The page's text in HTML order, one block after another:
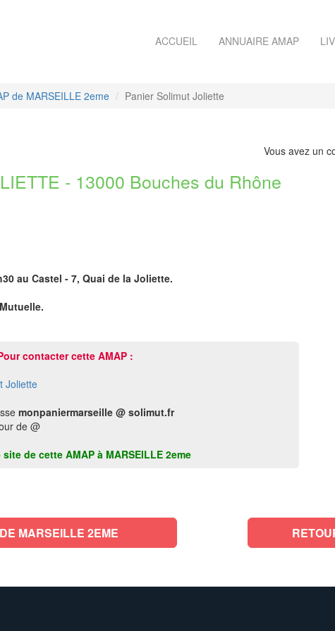
ACCUEIL ANNUAIRE AMAP
de MARSEILLE 2eme Panier Solimut Joliette
Vous avez un
- 13000 Bouches du Rhône
au Castel - 7, Quai de la Joliette.
contacter cette AMAP :
Joliette
monpaniermarseille @ solimut.fr
de @
de cette AMAP à MARSEILLE 2eme
RETOUR AUX AMAP DE MARSEILLE 2EME